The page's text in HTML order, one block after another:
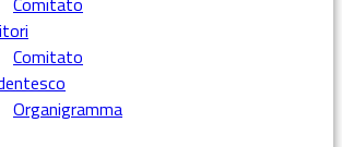
Comitato
Organigramma